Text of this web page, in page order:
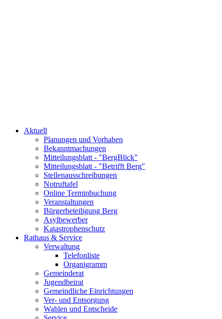
Aktuell
Planungen und Vorhaben
Bekanntmachungen
Mitteilungsblatt - "BergBlick"
Mitteilungsblatt - "Betrifft Berg"
Stellenausschreibungen
Notruftafel
Online Terminbuchung
Veranstaltungen
Bürgerbeteiligung Berg
Asylbewerber
Katastrophenschutz
Rathaus & Service
Verwaltung
Telefonliste
Organigramm
Gemeinderat
Jugendbeirat
Gemeindliche Einrichtungen
Ver- und Entsorgung
Wahlen und Entscheide